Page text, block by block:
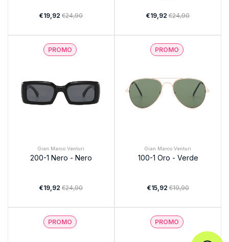
€19,92 €24,90 €19,92 €24,90
PROMO
Gian Marco Venturi
200-1 Nero - Nero
€19,92 €24,90
PROMO
Gian Marco Venturi
100-1 Oro - Verde
€15,92€19,90
PROMO PROMO